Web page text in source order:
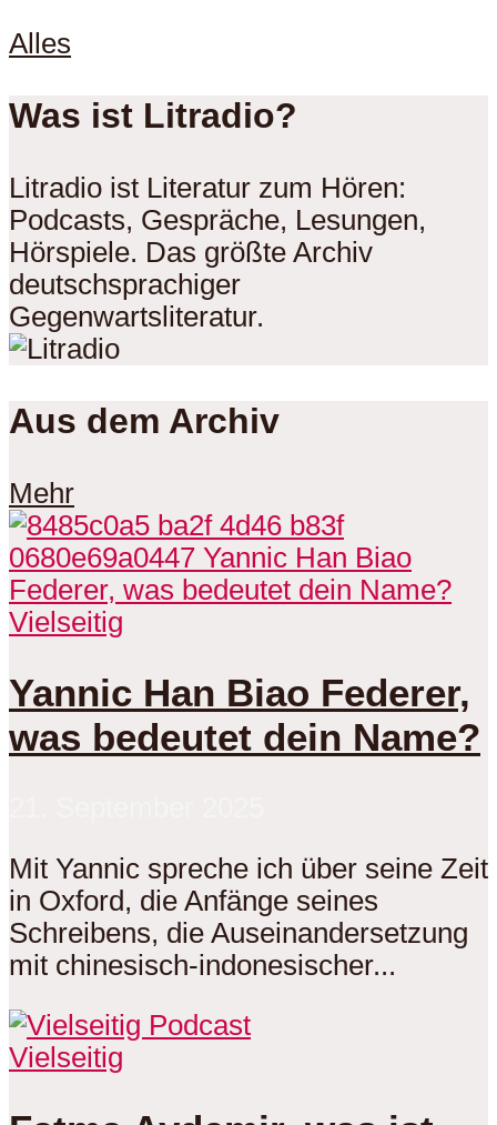
Alles
Was ist Litradio?
Litradio ist Literatur zum Hören:
Podcasts, Gespräche, Lesungen,
Hörspiele. Das größte Archiv
deutschsprachiger
Gegenwartsliteratur.
Aus dem Archiv
Mehr
Vielseitig
Yannic Han Biao Federer,
was bedeutet dein Name?
Mit Yannic spreche ich über seine Zeit
in Oxford, die Anfänge seines
Schreibens, die Auseinandersetzung
mit chinesisch-indonesischer...
Vielseitig